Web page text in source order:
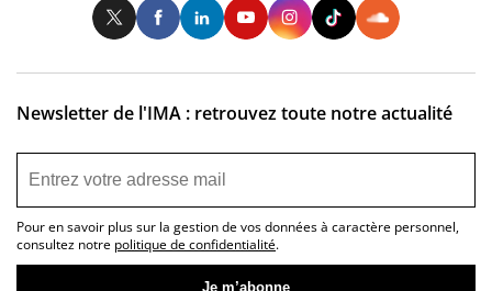
TwitterFacebookLinkedInYoutubeInstagram
Newsletter de l'IMA : retrouvez toute notre actualité
Pour en savoir plus sur la gestion de vos données à caractère personnel,
consultez notre politique de confidentialité.